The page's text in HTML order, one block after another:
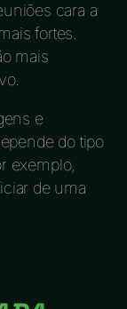
cara a
fortes.
mais
e
do tipo
exemplo,
de uma